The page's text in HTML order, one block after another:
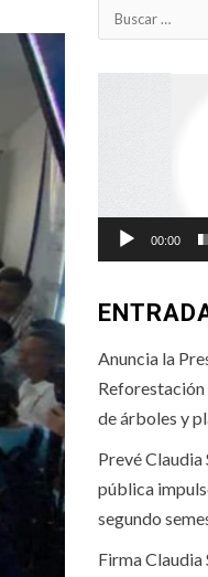
Buscar:
00:00
Anuncia la
Reforestación
de árboles y
Prevé Claudia
pública
segundo
Firma Claudia